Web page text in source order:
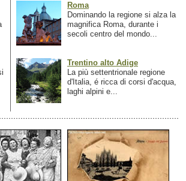
Roma
Dominando la regione si alza la
magnifica Roma, durante i
secoli centro del mondo...
Trentino alto Adige
La più settentrionale regione
d'Italia, é ricca di corsi d'acqua,
laghi alpini e...